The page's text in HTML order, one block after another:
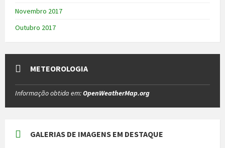
Novembro 2017
Outubro 2017
METEOROLOGIA
Informação obtida em:OpenWeatherMap.org
GALERIAS DE IMAGENS EM DESTAQUE